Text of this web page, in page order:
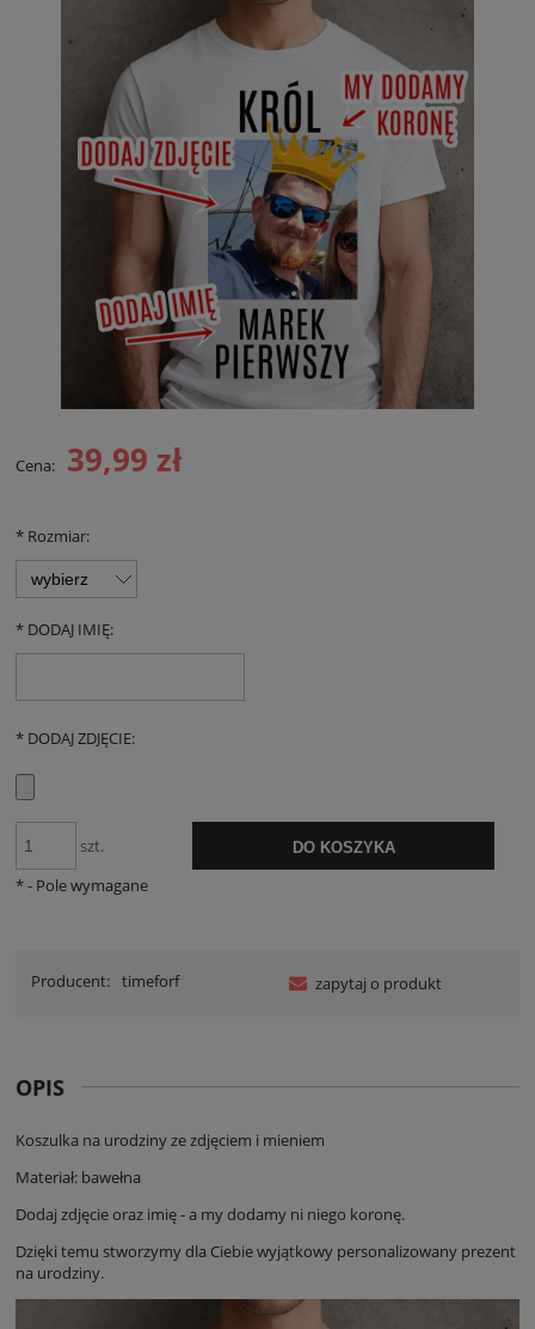
Cena: 39,99 zł
* Rozmiar:
* DODAJ IMIĘ:
* DODAJ ZDJĘCIE:
szt. DO KOSZYKA
*- Pole wymagane
Producent: timeforf zapytaj o produkt
OPIS
Koszulka na urodziny ze zdjęciem i mieniem
Materiał: bawełna
Dodaj zdjęcie oraz imię - a my dodamy ni niego koronę.
Dzięki temu stworzymy dla Ciebie wyjątkowy personalizowany prezent
na urodziny.